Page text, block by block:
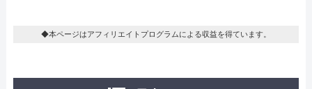
◆本ページはアフィリエイトプログラムによる収益を得ています。